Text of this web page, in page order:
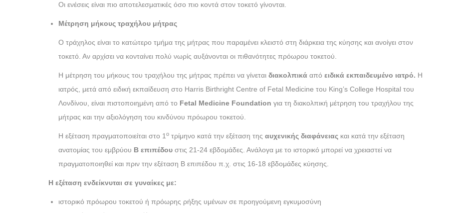
Οι ενέσεις είναι πιο αποτελεσματικές όσο πιο κοντά στον τοκετό γίνονται.
Μέτρηση μήκους τραχήλου μήτρας
Ο τράχηλος είναι το κατώτερο τμήμα της μήτρας που παραμένει κλειστό στη διάρκεια της κύησης και ανοίγει στον
τοκετό. Αν αρχίσει να κονταίνει πολύ νωρίς αυξάνονται οι πιθανότητες πρόωρου τοκετού.
Η μέτρηση του μήκους του τραχήλου της μήτρας πρέπει να γίνεται διακολπικά από ειδικά εκπαιδευμένο ιατρό. Η
ιατρός, μετά από ειδική εκπαίδευση στο Harris Birthright Centre of Fetal Medicine του King’s College Hospital του
Λονδίνου, είναι πιστοποιημένη από το Fetal Medicine Foundation για τη διακολπική μέτρηση του τραχήλου της
μήτρας και την αξιολόγηση του κινδύνου πρόωρου τοκετού.
Η εξέταση πραγματοποιείται στο 1 ο τρίμηνο κατά την εξέταση της αυχενικής διαφάνειας και κατά την εξέταση
ανατομίας του εμβρύου Β επιπέδου στις 21-24 εβδομάδες. Ανάλογα με το ιστορικό μπορεί να χρειαστεί να
πραγματοποιηθεί και πριν την εξέταση Β επιπέδου π.χ. στις 16-18 εβδομάδες κύησης.
Η εξέταση ενδείκνυται σε γυναίκες με:
ιστορικό πρόωρου τοκετού ή πρόωρης ρήξης υμένων σε προηγούμενη εγκυμοσύνη